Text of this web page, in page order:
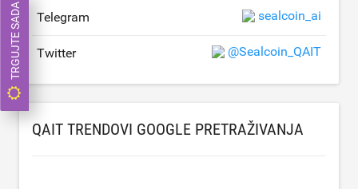
Telegram sealcoin_ai
Twitter @Sealcoin_QAIT
QAIT TRENDOVI GOOGLE PRETRAŽIVANJA
TRGUJTE SADA